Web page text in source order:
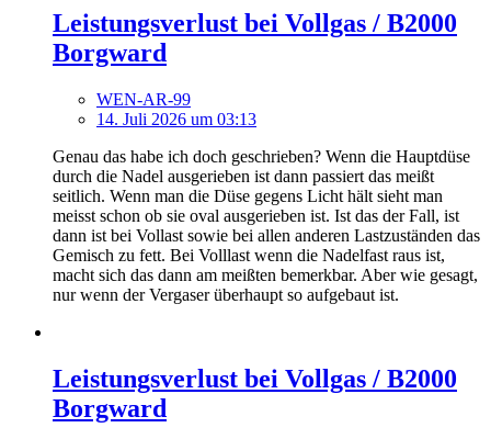
Leistungsverlust bei Vollgas / B2000
Borgward
WEN-AR-99
14. Juli 2026 um 03:13
Genau das habe ich doch geschrieben? Wenn die Hauptdüse
durch die Nadel ausgerieben ist dann passiert das meißt
seitlich. Wenn man die Düse gegens Licht hält sieht man
meisst schon ob sie oval ausgerieben ist. Ist das der Fall, ist
dann ist bei Vollast sowie bei allen anderen Lastzuständen das
Gemisch zu fett. Bei Volllast wenn die Nadelfast raus ist,
macht sich das dann am meißten bemerkbar. Aber wie gesagt,
nur wenn der Vergaser überhaupt so aufgebaut ist.
Leistungsverlust bei Vollgas / B2000
Borgward